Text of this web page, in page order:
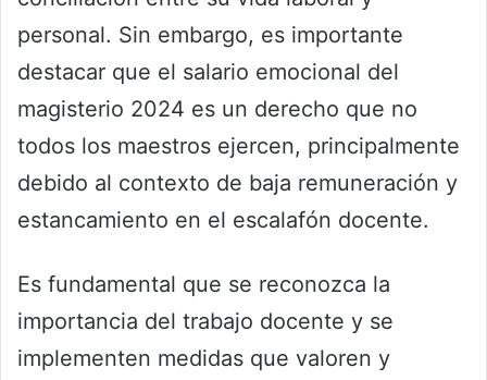
personal. Sin embargo, es importante
destacar que el salario emocional del
magisterio 2024 es un derecho que no
todos los maestros ejercen, principalmente
debido al contexto de baja remuneración y
estancamiento en el escalafón docente.
Es fundamental que se reconozca la
importancia del trabajo docente y se
implementen medidas que valoren y